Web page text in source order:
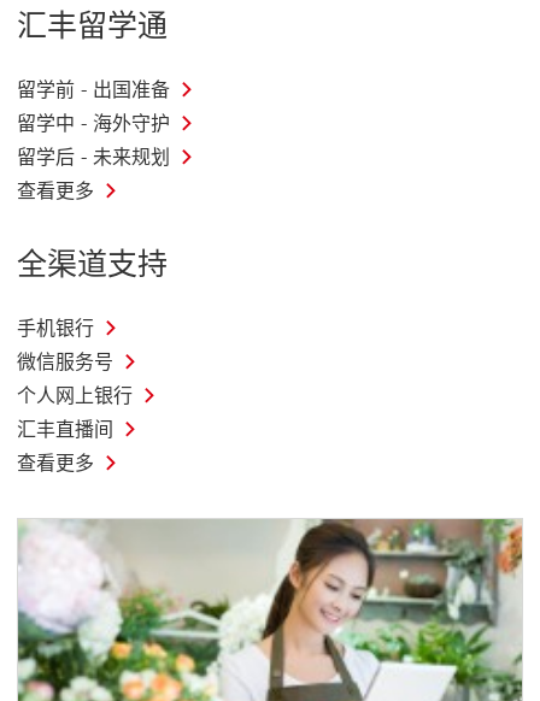
汇丰留学通
留学前 - 出国准备
留学中 - 海外守护
留学后 - 未来规划
查看更多
全渠道支持
手机银行
微信服务号
个人网上银行
汇丰直播间
查看更多